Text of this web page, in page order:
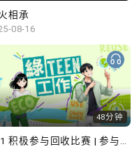
相承
08-16
48分钟
#51 积极参与回收比赛 | 参与学生: 巫巫、Vincy、Thomas (乐善堂顾超文中学) (「SGREEN 校际回收比赛」最积极参与学校奖 中学组银奖得主)